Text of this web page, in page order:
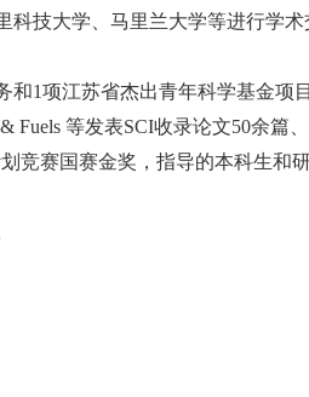
科技大学、马里兰大学等进行学
和1项江苏省杰出青年科学基金项
Fuels 等发表SCI收录论文50余篇、
竞赛国赛金奖，指导的本科生和